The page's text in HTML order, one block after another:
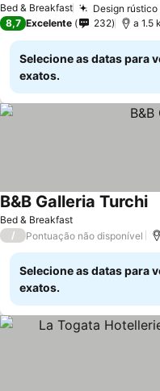
Bed & Breakfast Design
8,7 Excelente 232 a 1.5
Selecione as datas para
exatos.
Bed & Breakfast
B&B Galleria Turchi
/ Pontuação não disponível
Selecione as datas para
exatos.